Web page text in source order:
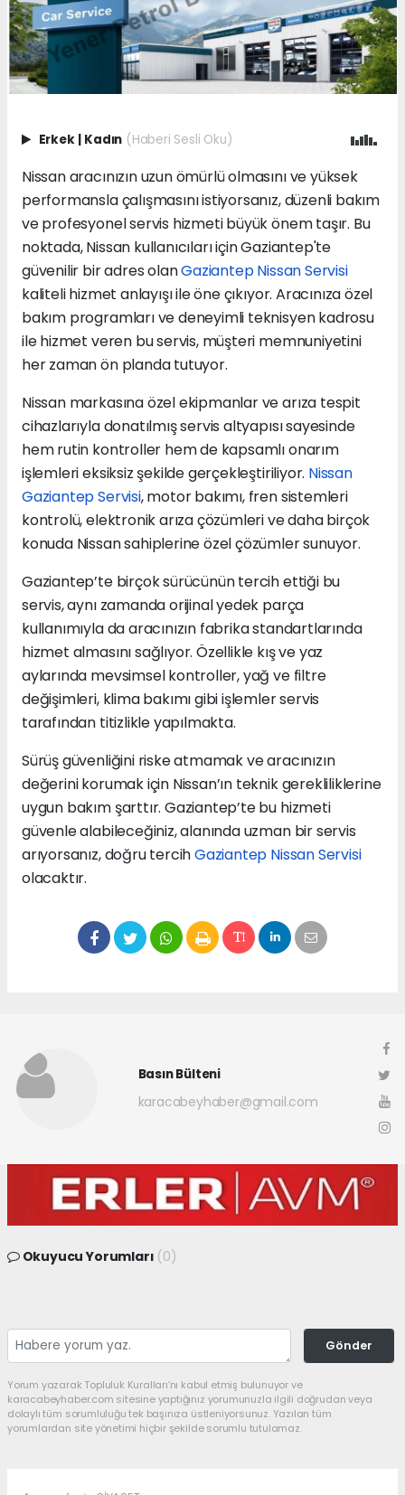
Erkek | Kadın (Haberi Sesli Oku)
Nissan aracınızın uzun ömürlü olmasını ve yüksek
performansla çalışmasını istiyorsanız, düzenli bakım
ve profesyonel servis hizmeti büyük önem taşır. Bu
noktada, Nissan kullanıcıları için Gaziantep'te
güvenilir bir adres olanGaziantep Nissan Servisi
kaliteli hizmet anlayışı ile öne çıkıyor. Aracınıza özel
bakım programları ve deneyimli teknisyen kadrosu
ile hizmet veren bu servis, müşteri memnuniyetini
her zaman ön planda tutuyor.
Nissan markasına özel ekipmanlar ve arıza tespit
cihazlarıyla donatılmış servis altyapısı sayesinde
hem rutin kontroller hem de kapsamlı onarım
işlemleri eksiksiz şekilde gerçekleştiriliyor. Nissan
Gaziantep Servisi, motor bakımı, fren sistemleri
kontrolü, elektronik arıza çözümleri ve daha birçok
konuda Nissan sahiplerine özel çözümler sunuyor.
Gaziantep’te birçok sürücünün tercih ettiği bu
servis, aynı zamanda orijinal yedek parça
kullanımıyla da aracınızın fabrika standartlarında
hizmet almasını sağlıyor. Özellikle kış ve yaz
aylarında mevsimsel kontroller, yağ ve filtre
değişimleri, klima bakımı gibi işlemler servis
tarafından titizlikle yapılmakta.
Sürüş güvenliğini riske atmamak ve aracınızın
değerini korumak için Nissan’ın teknik gerekliliklerine
uygun bakım şarttır. Gaziantep’te bu hizmeti
güvenle alabileceğiniz, alanında uzman bir servis
arıyorsanız, doğru tercihGaziantep Nissan Servisi
olacaktır.
Basın Bülteni
karacabeyhaber@gmail.com
Okuyucu Yorumları (0)
Gönder
Yorum yazarak Topluluk Kuralları’nı kabul etmiş bulunuyor ve
karacabeyhaber.com sitesine yaptığınız yorumunuzla ilgili doğrudan veya
dolaylı tüm sorumluluğu tek başınıza üstleniyorsunuz. Yazılan tüm
yorumlardan site yönetimi hiçbir şekilde sorumlu tutulamaz.